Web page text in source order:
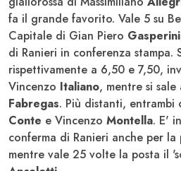
fa il grande favorito. Vale 5 su
Capitale di Gian Piero Gasperini
di Ranieri in conferenza stampa.
rispettivamente a 6,50 e 7,50,
Vincenzo Italiano, mentre si
Fabregas. Più distanti,
Conte e Vincenzo Montella. E'
conferma di Ranieri anche per la
mentre vale 25 volte la posta il